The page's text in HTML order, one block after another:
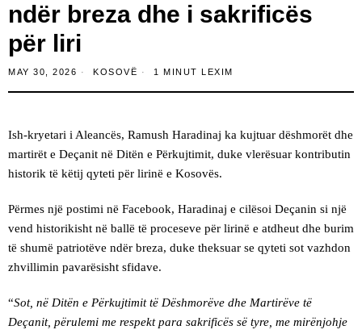
ndër breza dhe i sakrificës
për liri
MAY 30, 2026 KOSOVË 1 MINUT LEXIM
Ish-kryetari i Aleancës, Ramush Haradinaj ka kujtuar dëshmorët dhe
martirët e Deçanit në Ditën e Përkujtimit, duke vlerësuar kontributin
historik të këtij qyteti për lirinë e Kosovës.
Përmes një postimi në Facebook, Haradinaj e cilësoi Deçanin si një
vend historikisht në ballë të proceseve për lirinë e atdheut dhe burim
të shumë patriotëve ndër breza, duke theksuar se qyteti sot vazhdon
zhvillimin pavarësisht sfidave.
“Sot, në Ditën e Përkujtimit të Dëshmorëve dhe Martirëve të
Deçanit, përulemi me respekt para sakrificës së tyre, me mirënjohje